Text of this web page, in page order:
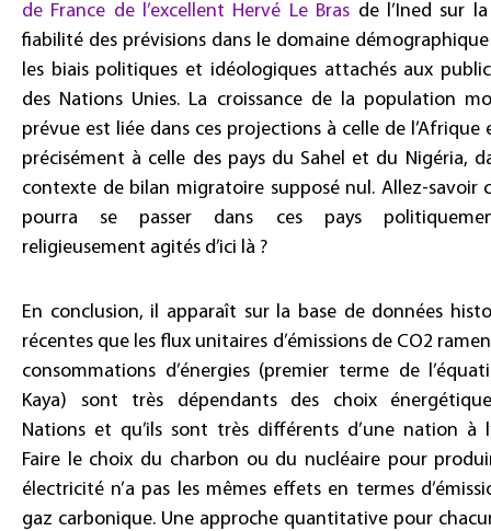
de France de l’excellent Hervé Le Bras de l’Ined sur
fiabilité des prévisions dans le domaine
les biais politiques et idéologiques attachés aux
des Nations Unies. La croissance de la population
prévue est liée dans ces projections à celle de l’Afrique
précisément à celle des pays du Sahel et du Nigéria,
contexte de bilan migratoire supposé nul. Allez-savoir
pourra se passer dans ces pays
religieusement agités d’ici là ?
En conclusion, il apparaît sur la base de données
récentes que les flux unitaires d’émissions de CO2
consommations d’énergies (premier terme de
Kaya) sont très dépendants des choix
Nations et qu’ils sont très différents d’une nation à
Faire le choix du charbon ou du nucléaire pour
électricité n’a pas les mêmes effets en termes
gaz carbonique. Une approche quantitative pour